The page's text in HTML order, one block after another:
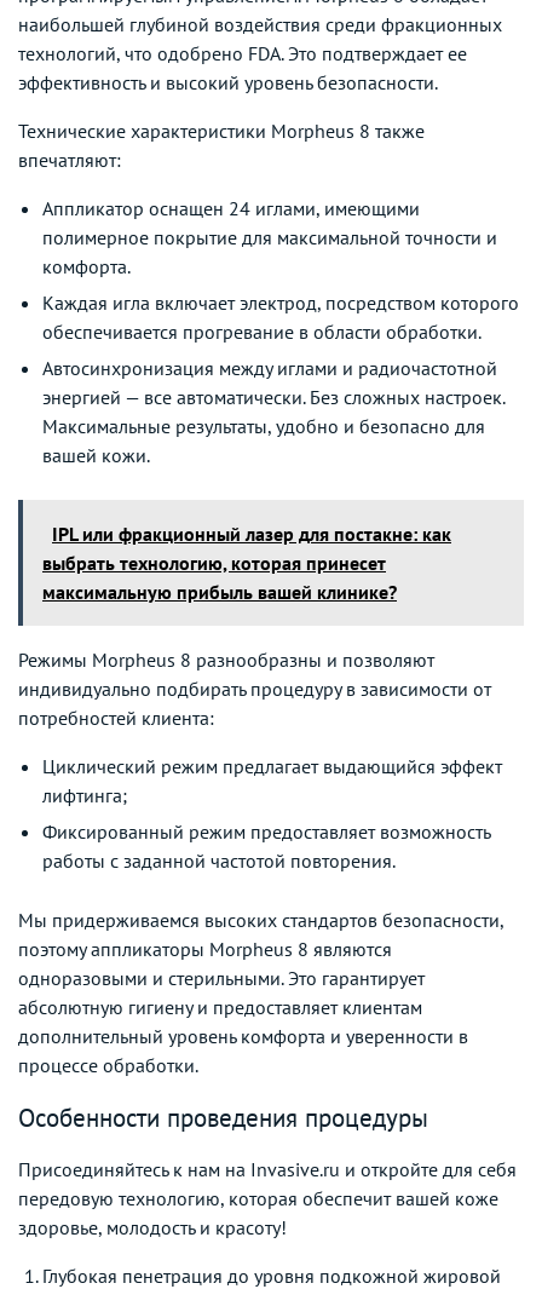
наибольшей глубиной воздействия среди фракционных
технологий, что одобрено FDA. Это подтверждает ее
эффективность и высокий уровень безопасности.
Технические характеристики Morpheus 8 также
впечатляют:
Аппликатор оснащен 24 иглами, имеющими
полимерное покрытие для максимальной точности и
комфорта.
Каждая игла включает электрод, посредством которого
обеспечивается прогревание в области обработки.
Автосинхронизация между иглами и радиочастотной
энергией — все автоматически. Без сложных настроек.
Максимальные результаты, удобно и безопасно для
вашей кожи.
IPL или фракционный лазер для постакне: как
выбрать технологию, которая принесет
максимальную прибыль вашей клинике?
Режимы Morpheus 8 разнообразны и позволяют
индивидуально подбирать процедуру в зависимости от
потребностей клиента:
Циклический режим предлагает выдающийся эффект
лифтинга;
Фиксированный режим предоставляет возможность
работы с заданной частотой повторения.
Мы придерживаемся высоких стандартов безопасности,
поэтому аппликаторы Morpheus 8 являются
одноразовыми и стерильными. Это гарантирует
абсолютную гигиену и предоставляет клиентам
дополнительный уровень комфорта и уверенности в
процессе обработки.
Особенности проведения процедуры
Присоединяйтесь к нам на Invasive.ru и откройте для себя
передовую технологию, которая обеспечит вашей коже
здоровье, молодость и красоту!
Глубокая пенетрация до уровня подкожной жировой